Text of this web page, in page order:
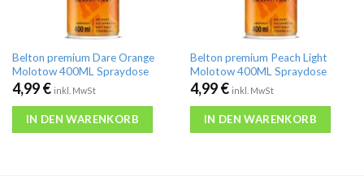
Belton premium Dare Orange
Molotow 400ML Spraydose
4,99€ inkl. MwSt
IN DEN WARENKORB
Belton premium Peach Light
Molotow 400ML Spraydose
4,99€ inkl. MwSt
IN DEN WARENKORB